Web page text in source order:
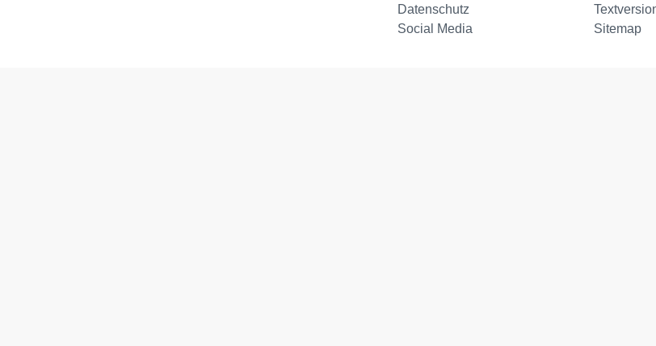
Datenschutz
Social Media
Sitemap